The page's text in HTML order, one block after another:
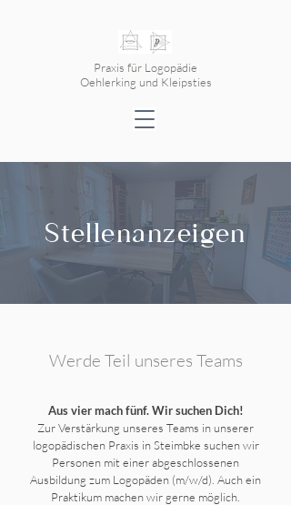
Praxis für Logopädie
Oehlerking und Kleipsties
Stellenanzeigen
Werde Teil unseres Teams
Aus vier mach fünf. Wir suchen Dich!
Zur Verstärkung unseres Teams in unserer
logopädischen Praxis in Steimbke suchen wir
Personen mit einer abgeschlossenen
Ausbildung zum Logopäden (m/w/d). Auch ein
Praktikum machen wir gerne möglich.